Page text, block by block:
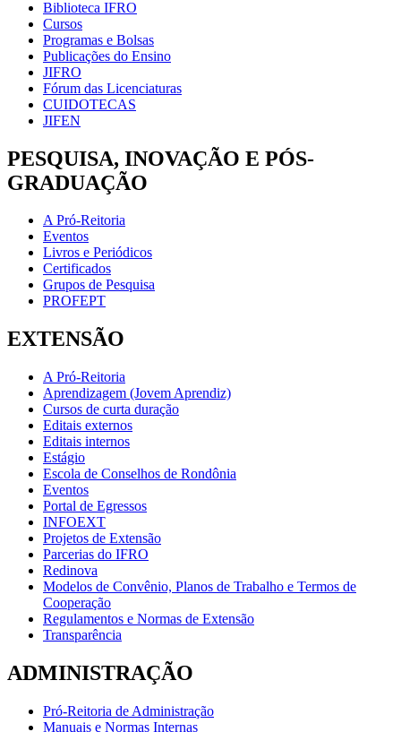
Biblioteca IFRO
Cursos
Programas e Bolsas
Publicações do Ensino
JIFRO
Fórum das Licenciaturas
CUIDOTECAS
JIFEN
PESQUISA, INOVAÇÃO E PÓS-
GRADUAÇÃO
A Pró-Reitoria
Eventos
Livros e Periódicos
Certificados
Grupos de Pesquisa
PROFEPT
EXTENSÃO
A Pró-Reitoria
Aprendizagem (Jovem Aprendiz)
Cursos de curta duração
Editais externos
Editais internos
Estágio
Escola de Conselhos de Rondônia
Eventos
Portal de Egressos
INFOEXT
Projetos de Extensão
Parcerias do IFRO
Redinova
Modelos de Convênio, Planos de Trabalho e Termos de
Cooperação
Regulamentos e Normas de Extensão
Transparência
ADMINISTRAÇÃO
Pró-Reitoria de Administração
Manuais e Normas Internas